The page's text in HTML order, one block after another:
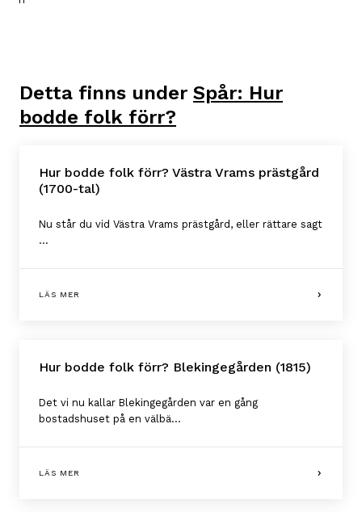
Detta finns under Spår: Hur
bodde folk förr?
Hur bodde folk förr? Västra Vrams prästgård
(1700-tal)
Nu står du vid Västra Vrams prästgård, eller rättare sagt
...
LÄS MER
Hur bodde folk förr? Blekingegården (1815)
Det vi nu kallar Blekingegården var en gång
bostadshuset på en välbä...
LÄS MER